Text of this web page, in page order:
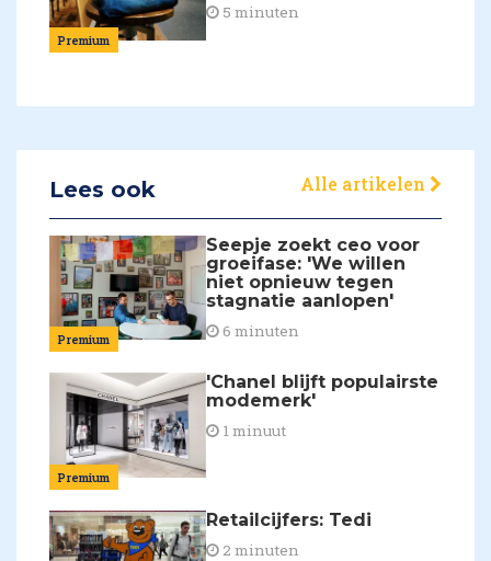
Premium
5 minuten
Lees ook Alle artikelen
Premium
Seepje zoekt ceo voor
groeifase: 'We willen
niet opnieuw tegen
stagnatie aanlopen'
6 minuten
Premium
'Chanel blijft populairste
modemerk'
1 minuut
Retailcijfers: Tedi
2 minuten